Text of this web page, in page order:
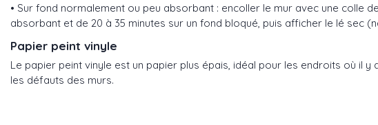
• Sur fond normalement ou peu absorbant : encoller le mur avec une colle
absorbant et de 20 à 35 minutes sur un fond bloqué, puis afficher le lé sec
Papier peint vinyle
Le papier peint vinyle est un papier plus épais, idéal pour les endroits où il
les défauts des murs.